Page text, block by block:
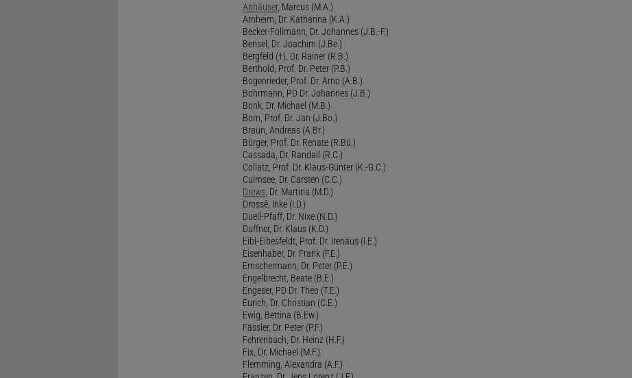
Anhäuser, Marcus (M.A.)
Arnheim, Dr. Katharina (K.A.)
Becker-Follmann, Dr. Johannes (J.B.-F.)
Bensel, Dr. Joachim (J.Be.)
Bergfeld (†), Dr. Rainer (R.B.)
Berthold, Prof. Dr. Peter (P.B.)
Bogenrieder, Prof. Dr. Arno (A.B.)
Bohrmann, PD Dr. Johannes (J.B.)
Bonk, Dr. Michael (M.B.)
Born, Prof. Dr. Jan (J.Bo.)
Braun, Andreas (A.Br.)
Bürger, Prof. Dr. Renate (R.Bü.)
Cassada, Dr. Randall (R.C.)
Collatz, Prof. Dr. Klaus-Günter (K.-G.C.)
Culmsee, Dr. Carsten (C.C.)
Drews, Dr. Martina (M.D.)
Drossé, Inke (I.D.)
Duell-Pfaff, Dr. Nixe (N.D.)
Duffner, Dr. Klaus (K.D.)
Eibl-Eibesfeldt, Prof. Dr. Irenäus (I.E.)
Eisenhaber, Dr. Frank (F.E.)
Emschermann, Dr. Peter (P.E.)
Engelbrecht, Beate (B.E.)
Engeser, PD Dr. Theo (T.E.)
Eurich, Dr. Christian (C.E.)
Ewig, Bettina (B.Ew.)
Fässler, Dr. Peter (P.F.)
Fehrenbach, Dr. Heinz (H.F.)
Fix, Dr. Michael (M.F.)
Flemming, Alexandra (A.F.)